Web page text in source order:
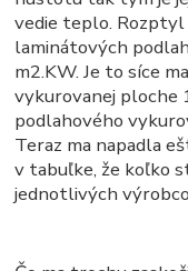
vedie teplo.
laminátových
m2.KW. Je to síce
vykurovanej ploche
podlahového
Teraz ma napadla
v tabuľke, že koľko
jednotlivých